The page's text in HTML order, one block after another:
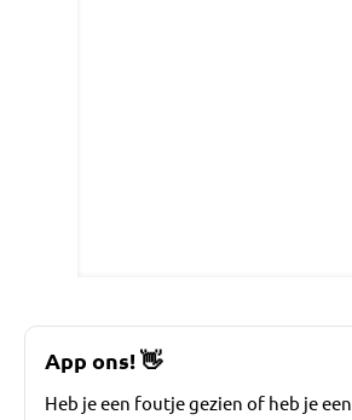
App ons!👋
Heb je een foutje gezien of heb je een